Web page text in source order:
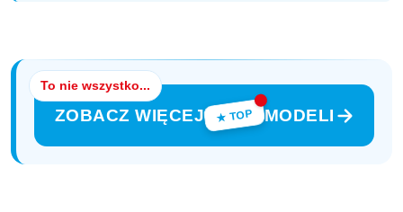
To nie wszystko...
ZOBACZ WIĘCEJ ★ TOP MODELI